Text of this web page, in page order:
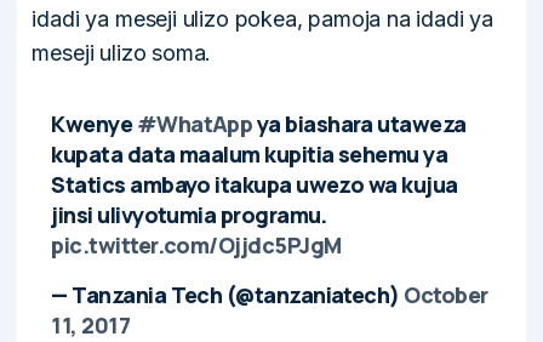
idadi ya meseji ulizo pokea, pamoja na idadi ya
meseji ulizo soma.
Kwenye#WhatAppya biashara utaweza
kupata data maalum kupitia sehemu ya
Statics ambayo itakupa uwezo wa kujua
jinsi ulivyotumia programu.
pic.twitter.com/Ojjdc5PJgM
— Tanzania Tech (@tanzaniatech) October
11, 2017